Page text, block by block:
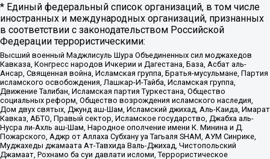
* Единый федеральный список организаций, в том числе
иностранных и международных организаций, признанных
в соответствии с законодательством Российской
Федерации террористическими:
Высший военный Маджлисуль Шура Объединенных сил моджахедов
Кавказа, Конгресс народов Ичкерии и Дагестана, База, Асбат аль-
Ансар, Священная война, Исламская группа, Братья-мусульмане, Партия
исламского освобождения, Лашкар-И-Тайба, Исламская группа,
Движение Талибан, Исламская партия Туркестана, Общество
социальных реформ, Общество возрождения исламского наследия,
Дом двух святых, Джунд аш-Шам, Исламский джихад, Аль-Каида, Имарат
Кавказ, АБТО, Правый сектор, Исламское государство, Джабха аль-
Нусра ли-Ахль аш-Шам, Народное ополчение имени К. Минина и Д.
Пожарского, Аджр от Аллаха Субхану уа Тагьаля SHAM, АУМ Синрике,
Муджахеды джамаата Ат-Тавхида Валь-Джихад, Чистопольский
Джамаат, Рохнамо ба суи давлати исломи, Террористическое